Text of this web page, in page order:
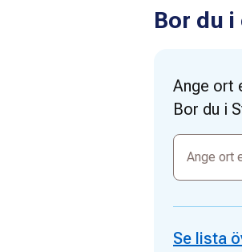
Bor du
Ange ort
Bor du i
Ange
eller
adress
Se lista